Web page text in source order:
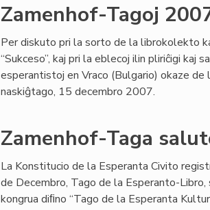
Zamenhof-Tagoj
Per diskuto pri la sorto de la librokolekto
“Sukceso”, kaj pri la eblecoj ilin pliriĉigi kaj
esperantistoj en Vraco (Bulgario) okaze
naskiĝtago, 15 decembro 2007.
Zamenhof-Taga
La Konstitucio de la Esperanta Civito
de Decembro, Tago de la Esperanto-
kongrua diﬁno “Tago de la Esperanta